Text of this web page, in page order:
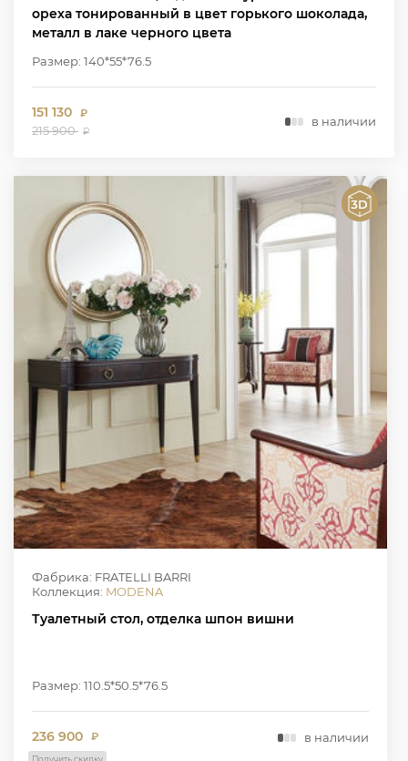
ореха тонированный в цвет горького шоколада,
металл в лаке черного цвета
Размер: 140*55*76.5
151 130 ₽
215 900 ₽
в наличии
Фабрика: FRATELLI BARRI
Коллекция: MODENA
Туалетный стол, отделка шпон вишни
Размер: 110.5*50.5*76.5
236 900 ₽ в наличии